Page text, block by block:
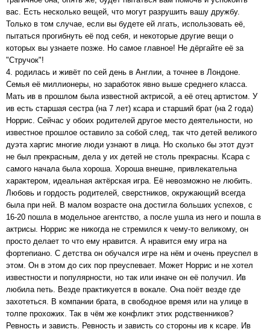
вас. Есть несколько вещей, что могут разрушить вашу дружбу.
Только в том случае, если вы будете ей лгать, использовать её,
пытаться прогибнуть её под себя, и некоторые другие вещи о
которых вы узнаете позже. Но самое главное! Не дёргайте её за
"Стручок"!
4. родилась и живёт по сей день в Англии, а точнее в Лондоне.
Семья её миллионеры, но заработок явно выше среднего класса.
Мать ив в прошлом была известной актрисой, а её отец артистом. У
ив есть старшая сестра (на 7 лет) ксара и старший брат (на 2 года)
Норрис. Сейчас у обоих родителей другое место деятельности, но
известное прошлое оставило за собой след, так что детей великого
дуэта харгис многие люди узнают в лица. Но сколько бы этот дуэт
не был прекрасным, дела у их детей не столь прекрасны. Ксара с
самого начала была хороша. Хороша внешне, привлекательна
характером, идеальная актёрская игра. Её невозможно не любить.
Любовь и гордость родителей, сверстников, окружающий всегда
была при ней. В малом возрасте она достигла больших успехов, с
16-20 пошла в модельное агентство, а после ушла из него и пошла в
актрисы. Норрис же никогда не стремился к чему-то великому, он
просто делает то что ему нравится. А нравится ему игра на
фортепиано. С детства он обучался игре на нём и очень преуспел в
этом. Он в этом до сих пор преуспевает. Может Норрис и не хотел
известности и популярности, но так или иначе он её получил. Ив
любила петь. Везде практикуется в вокале. Она поёт везде где
захотеться. В компании брата, в свободное время или на улице в
толпе прохожих. Так в чём же конфликт этих родственников?
Ревность и зависть. Ревность и зависть со стороны ив к ксаре. Ив